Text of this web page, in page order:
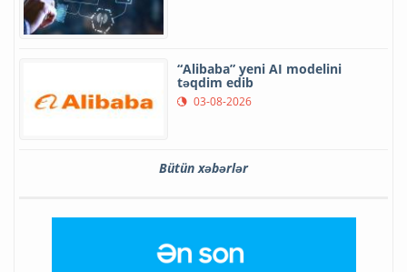
“Alibaba” yeni AI modelini
təqdim edib
03-08-2026
Bütün xəbərlər